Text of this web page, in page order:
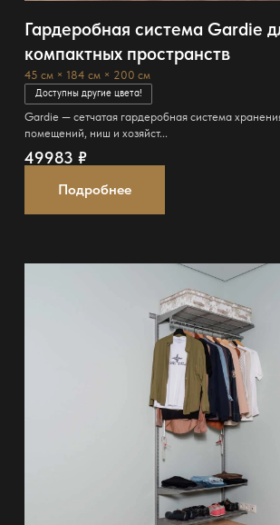
Гардеробная система Gardie
компактных пространств
45 см × 184 см × 200 см
Доступны другие цвета!
Gardie — сетчатая гардеробная система
помещений, ниш и хозяйст...
49983 ₽
Подробнее